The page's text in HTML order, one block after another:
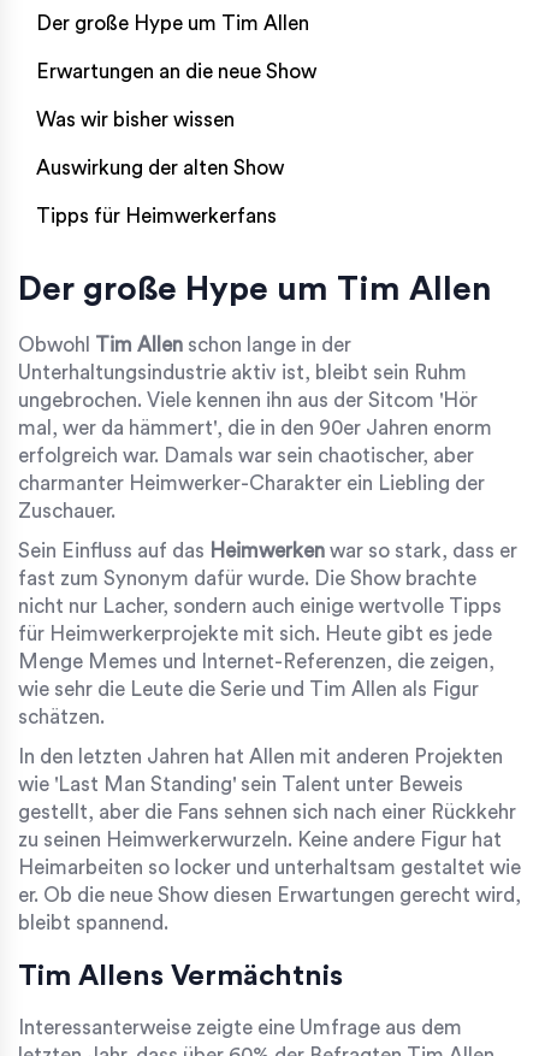
Der große Hype um Tim Allen
Erwartungen an die neue Show
Was wir bisher wissen
Auswirkung der alten Show
Tipps für Heimwerkerfans
Der große Hype um Tim Allen
Obwohl Tim Allen schon lange in der
Unterhaltungsindustrie aktiv ist, bleibt sein Ruhm
ungebrochen. Viele kennen ihn aus der Sitcom 'Hör
mal, wer da hämmert', die in den 90er Jahren enorm
erfolgreich war. Damals war sein chaotischer, aber
charmanter Heimwerker-Charakter ein Liebling der
Zuschauer.
Sein Einfluss auf das Heimwerken war so stark, dass er
fast zum Synonym dafür wurde. Die Show brachte
nicht nur Lacher, sondern auch einige wertvolle Tipps
für Heimwerkerprojekte mit sich. Heute gibt es jede
Menge Memes und Internet-Referenzen, die zeigen,
wie sehr die Leute die Serie und Tim Allen als Figur
schätzen.
In den letzten Jahren hat Allen mit anderen Projekten
wie 'Last Man Standing' sein Talent unter Beweis
gestellt, aber die Fans sehnen sich nach einer Rückkehr
zu seinen Heimwerkerwurzeln. Keine andere Figur hat
Heimarbeiten so locker und unterhaltsam gestaltet wie
er. Ob die neue Show diesen Erwartungen gerecht wird,
bleibt spannend.
Tim Allens Vermächtnis
Interessanterweise zeigte eine Umfrage aus dem